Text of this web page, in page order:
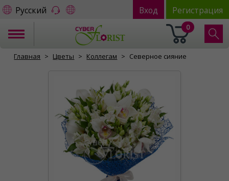
Русский Вход Регистрация
0
Главная Цветы Коллегам Северное сияние